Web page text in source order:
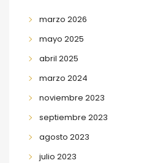
marzo 2026
mayo 2025
abril 2025
marzo 2024
noviembre 2023
septiembre 2023
agosto 2023
julio 2023